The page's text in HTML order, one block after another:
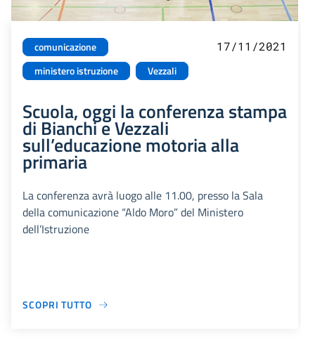
comunicazione
ministero istruzione
Vezzali
17/11/2021
Scuola, oggi la conferenza stampa
di Bianchi e Vezzali
sull’educazione motoria alla
primaria
La conferenza avrà luogo alle 11.00, presso la Sala
della comunicazione “Aldo Moro” del Ministero
dell’Istruzione
SCOPRI TUTTO